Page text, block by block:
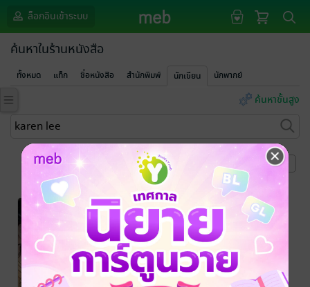
ล็อกอินเข้าระบบ
ค้นหาในร้านหนังสือ
ทั้งหมด แท็ก ชื่อหนังสือ สำนักพิมพ์ นักเขียน นักพากย์
ค้นหาขั้นสูง
หน้าที่ 1